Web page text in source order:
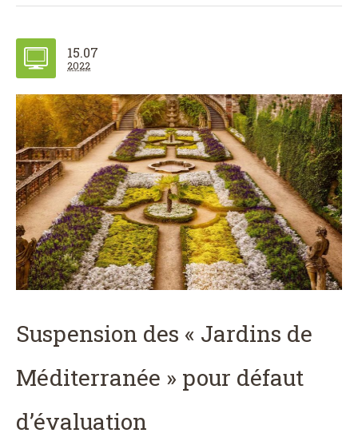
15.07
2022
Suspension des « Jardins de
Méditerranée » pour défaut
d’évaluation